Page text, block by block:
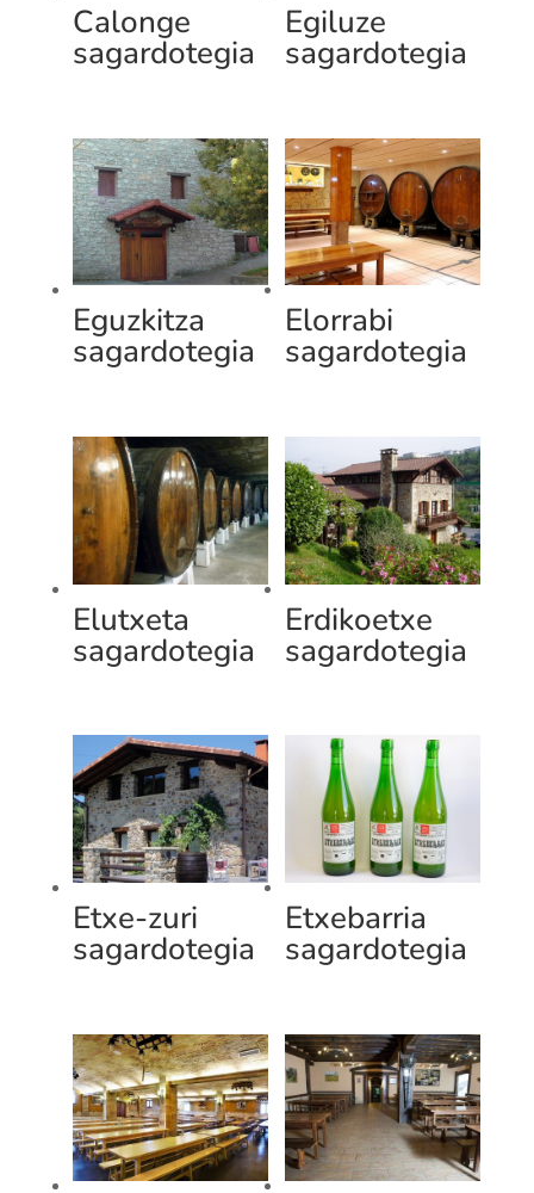
Calonge
sagardotegia
Egiluze
sagardotegia
Eguzkitza
sagardotegia
Elorrabi
sagardotegia
Elutxeta
sagardotegia
Erdikoetxe
sagardotegia
Etxe-zuri
sagardotegia
Etxebarria
sagardotegia